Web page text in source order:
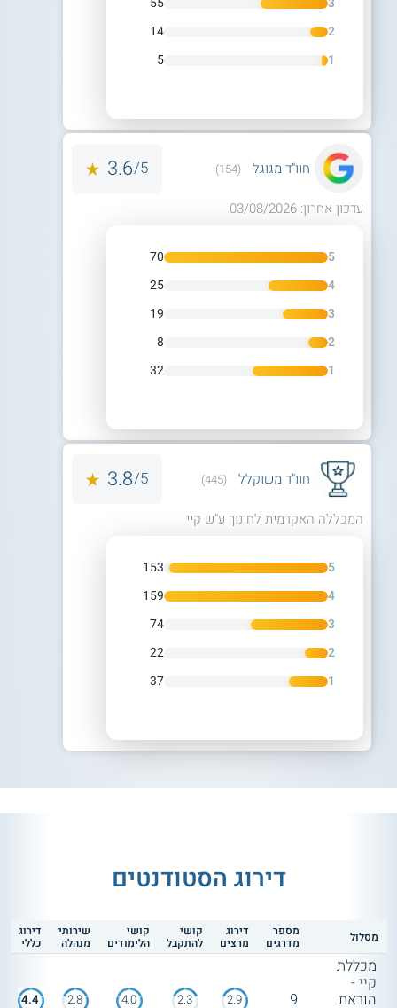
2
14
1
5
חוו"ד מגוגל (154)
5/
3.6
עדכון אחרון: 03/08/2026
5
70
4
25
3
19
2
8
1
32
חוו"ד משוקלל (445)
5/
3.8
המכללה האקדמית לחינוך ע"ש קיי
5
153
4
159
3
74
2
22
1
37
דירוג הסטודנטים
מסלול מספר
מדרגים
דירוג
מרצים
קושי
להתקבל
קושי
הלימודים
שירותי
מנהלה
דירוג
כללי
מכללת
קיי -
הוראת 9
2.9
2.3
4.0
2.8
4.4